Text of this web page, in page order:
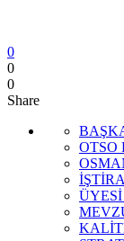
0
0
0
Share
OTSO